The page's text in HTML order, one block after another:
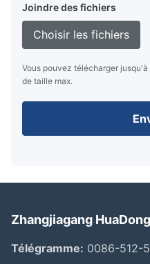
Joindre des fichiers
Choisir les fichiers
Vous pouvez télécharger
de taille max.
Zhangjiagang
Télégramme: 0086-512-